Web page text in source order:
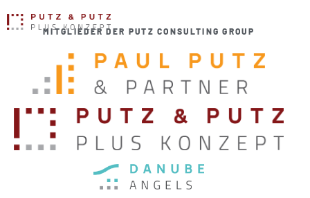
MITGLIEDER DER PUTZ CONSULTING GROUP